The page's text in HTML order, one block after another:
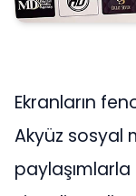
Ekranların
Akyüz sosyal